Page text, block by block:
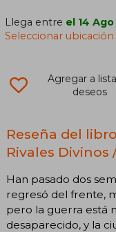
Llega entre el 14 Ago
Seleccionar ubicación
Agregar a
deseos
Reseña del
Rivales Divinos
Han pasado dos
regresó del frente,
pero la guerra está
desaparecido, y la